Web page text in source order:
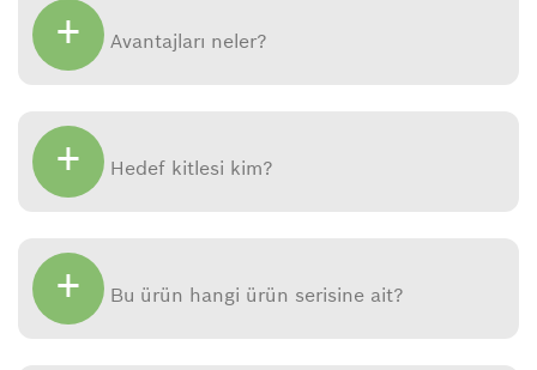
+ Avantajları neler?
+ Hedef kitlesi kim?
+ Bu ürün hangi ürün serisine ait?